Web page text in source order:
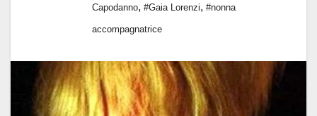
Capodanno, #Gaia Lorenzi, #nonna
accompagnatrice